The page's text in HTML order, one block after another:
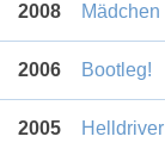
2008
2006 Bootleg!
2005 Helldriver